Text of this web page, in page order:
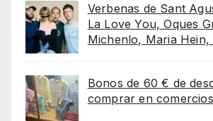
Verbenas de Sant
La Love You, Oques
Michenlo, Maria Hein,
Bonos de 60 € de
comprar en comercios